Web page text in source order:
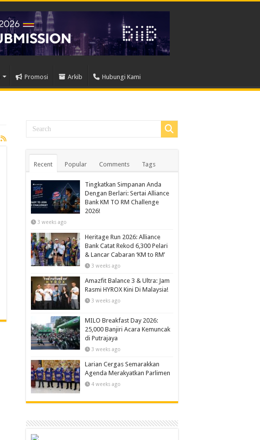
Promosi Arkib Hubungi Kami
Recent Popular Comments Tags
Tingkatkan Simpanan Anda
Dengan Berlari: Sertai Alliance
Bank KM TO RM Challenge
2026!
3 weeks ago
Heritage Run 2026: Alliance
Bank Catat Rekod 6,300 Pelari
& Lancar Cabaran ‘KM to RM’
3 weeks ago
Amazfit Balance 3 & Ultra: Jam
Rasmi HYROX Kini Di Malaysia!
3 weeks ago
MILO Breakfast Day 2026:
25,000 Banjiri Acara Kemuncak
di Putrajaya
3 weeks ago
Larian Cergas Semarakkan
Agenda Merakyatkan Parlimen
4 weeks ago